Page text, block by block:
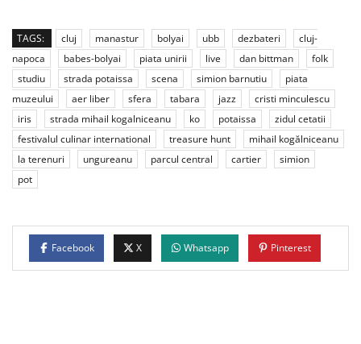
TAGS: cluj manastur bolyai ubb dezbateri
cluj-
napoca
babes-bolyai piata unirii live dan bittman
folk
studiu
strada potaissa scena simion barnutiu
piata
muzeului
aer liber sfera tabara jazz
cristi minculescu
iris
strada mihail kogalniceanu ko potaissa
zidul cetatii
festivalul culinar international
treasure hunt
mihail kogălniceanu
la terenuri
ungureanu parcul central cartier
simion
pot
Facebook X Whatsapp Pinterest